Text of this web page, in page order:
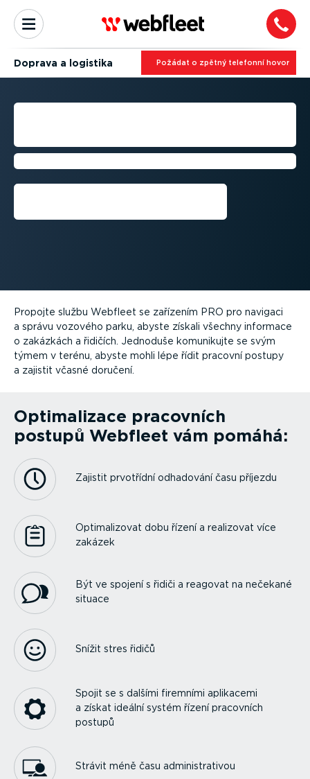
Doprava a logistika Požádat o zpětný telefonní hovor
OPTIMA­LIZACE
Doručujte včas
Propojte službu Webfleet se zařízením PRO pro navigaci
a správu vozového parku, abyste získali všechny informace
o zakázkách a řidičích. Jednoduše komunikujte se svým
týmem v terénu, abyste mohli lépe řídit pracovní postupy
a zajistit včasné doručení.
Optima­lizace pracovních
postupů Webfleet vám pomáhá:
Zajistit prvotřídní odhadování času příjezdu
Optima­li­zovat dobu řízení a realizovat více
zakázek
Být ve spojení s řidiči a reagovat na nečekané
situace
Snížit stres řidičů
Spojit se s dalšími firemními aplikacemi
a získat ideální systém řízení pracovních
postupů
Strávit méně času adminis­tra­tivou